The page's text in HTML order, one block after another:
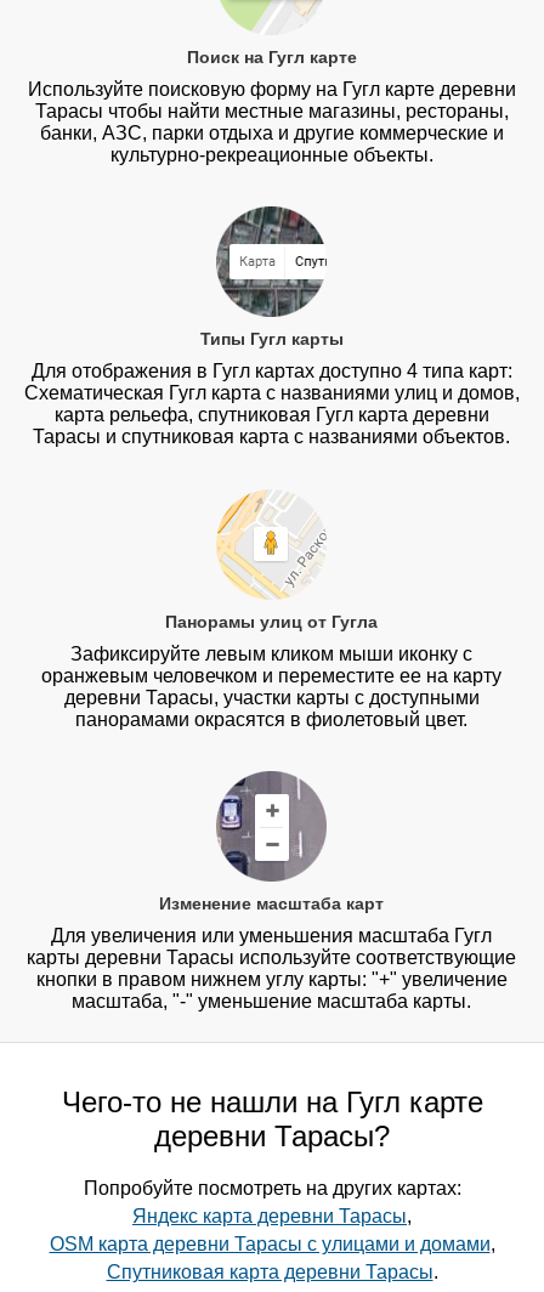
Поиск на Гугл карте
Используйте поисковую форму на Гугл карте деревни
Тарасы чтобы найти местные магазины, рестораны,
банки, АЗС, парки отдыха и другие коммерческие и
культурно-рекреационные объекты.
Типы Гугл карты
Для отображения в Гугл картах доступно 4 типа карт:
Схематическая Гугл карта с названиями улиц и домов,
карта рельефа, спутниковая Гугл карта деревни
Тарасы и спутниковая карта с названиями объектов.
Панорамы улиц от Гугла
Зафиксируйте левым кликом мыши иконку с
оранжевым человечком и переместите ее на карту
деревни Тарасы, участки карты с доступными
панорамами окрасятся в фиолетовый цвет.
Изменение масштаба карт
Для увеличения или уменьшения масштаба Гугл
карты деревни Тарасы используйте соответствующие
кнопки в правом нижнем углу карты: "+" увеличение
масштаба, "-" уменьшение масштаба карты.
Чего-то не нашли на Гугл карте
деревни Тарасы?
Попробуйте посмотреть на других картах:
Яндекс карта деревни Тарасы,
OSM карта деревни Тарасы с улицами и домами,
Спутниковая карта деревни Тарасы.